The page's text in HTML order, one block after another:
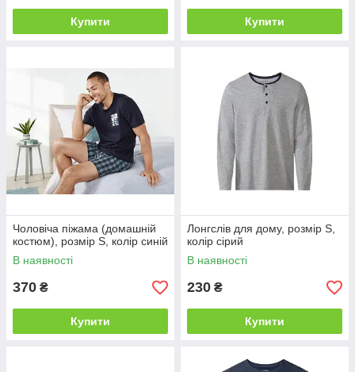
Купити Купити
Чоловіча піжама (домашній
костюм), розмір S, колір синій
В наявності
370 ₴
Купити
Лонгслів для дому, розмір S,
колір сірий
В наявності
230 ₴
Купити